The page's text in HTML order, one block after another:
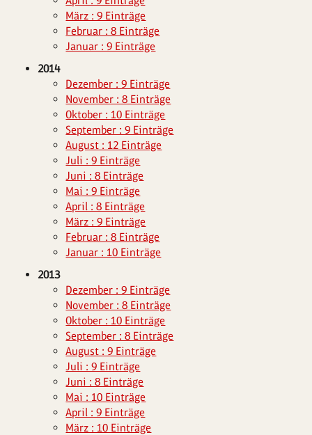
März : 9 Einträge
Februar : 8 Einträge
Januar : 9 Einträge
2014
Dezember : 9 Einträge
November : 8 Einträge
Oktober : 10 Einträge
September : 9 Einträge
August : 12 Einträge
Juli : 9 Einträge
Juni : 8 Einträge
Mai : 9 Einträge
April : 8 Einträge
März : 9 Einträge
Februar : 8 Einträge
Januar : 10 Einträge
2013
Dezember : 9 Einträge
November : 8 Einträge
Oktober : 10 Einträge
September : 8 Einträge
August : 9 Einträge
Juli : 9 Einträge
Juni : 8 Einträge
Mai : 10 Einträge
April : 9 Einträge
März : 10 Einträge